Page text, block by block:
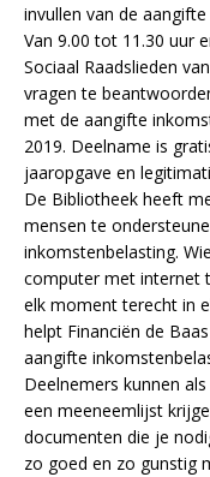
invullen van de
Van 9.00 tot 11.30 uur
Sociaal Raadslieden
vragen te
met de aangifte
2019. Deelname is
jaaropgave en
De Bibliotheek heeft
mensen te
inkomstenbelasting.
computer met internet
elk moment terecht in
helpt Financiën de
aangifte
Deelnemers kunnen
een meeneemlijst
documenten die je
zo goed en zo gunstig